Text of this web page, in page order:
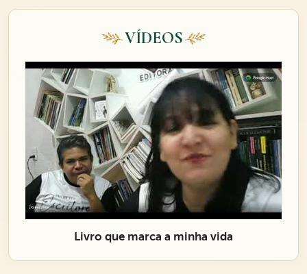
VÍDEOS
Livro que marca a minha vida